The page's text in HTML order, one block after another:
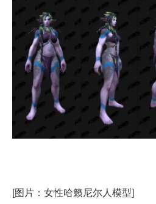
[图片：女性哈籁尼尔人模型]